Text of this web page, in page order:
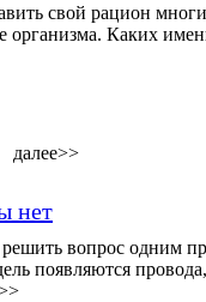
свой рацион
Каких
далее>>
нет
вопрос одним
появляются